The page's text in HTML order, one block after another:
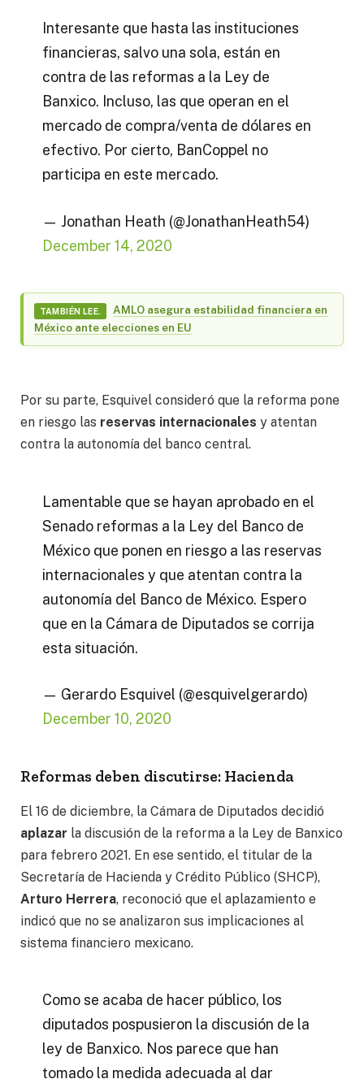
Interesante que hasta las instituciones
financieras, salvo una sola, están en
contra de las reformas a la Ley de
Banxico. Incluso, las que operan en el
mercado de compra/venta de dólares en
efectivo. Por cierto, BanCoppel no
participa en este mercado.
— Jonathan Heath (@JonathanHeath54)
December 14, 2020
TAMBIÉN LEE.
AMLO asegura estabilidad financiera en
México ante elecciones en EU
Por su parte, Esquivel consideró que la reforma pone
en riesgo las reservas internacionales y atentan
contra la autonomía del banco central.
Lamentable que se hayan aprobado en el
Senado reformas a la Ley del Banco de
México que ponen en riesgo a las reservas
internacionales y que atentan contra la
autonomía del Banco de México. Espero
que en la Cámara de Diputados se corrija
esta situación.
— Gerardo Esquivel (@esquivelgerardo)
December 10, 2020
Reformas deben discutirse: Hacienda
El 16 de diciembre, la Cámara de Diputados decidió
aplazar la discusión de la reforma a la Ley de Banxico
para febrero 2021. En ese sentido, el titular de la
Secretaría de Hacienda y Crédito Público (SHCP),
Arturo Herrera, reconoció que el aplazamiento e
indicó que no se analizaron sus implicaciones al
sistema financiero mexicano.
Como se acaba de hacer público, los
diputados pospusieron la discusión de la
ley de Banxico. Nos parece que han
tomado la medida adecuada al dar